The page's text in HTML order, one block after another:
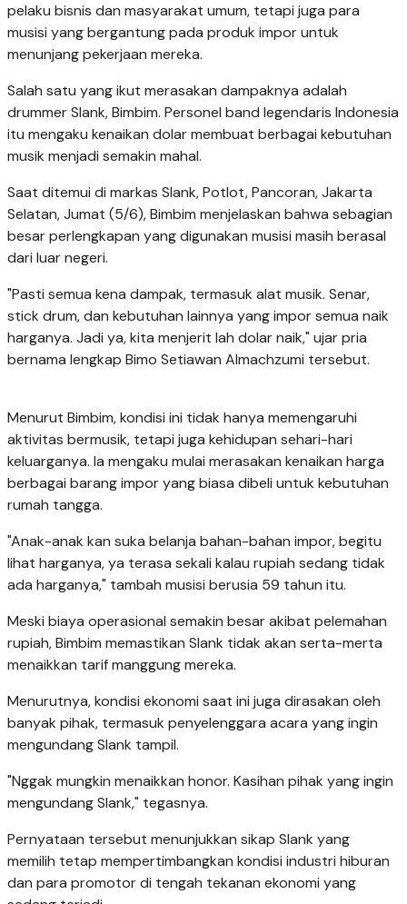
pelaku bisnis dan masyarakat umum, tetapi juga para
musisi yang bergantung pada produk impor untuk
menunjang pekerjaan mereka.
Salah satu yang ikut merasakan dampaknya adalah
drummer Slank, Bimbim. Personel band legendaris Indonesia
itu mengaku kenaikan dolar membuat berbagai kebutuhan
musik menjadi semakin mahal.
Saat ditemui di markas Slank, Potlot, Pancoran, Jakarta
Selatan, Jumat (5/6), Bimbim menjelaskan bahwa sebagian
besar perlengkapan yang digunakan musisi masih berasal
dari luar negeri.
"Pasti semua kena dampak, termasuk alat musik. Senar,
stick drum, dan kebutuhan lainnya yang impor semua naik
harganya. Jadi ya, kita menjerit lah dolar naik," ujar pria
bernama lengkap Bimo Setiawan Almachzumi tersebut.
Menurut Bimbim, kondisi ini tidak hanya memengaruhi
aktivitas bermusik, tetapi juga kehidupan sehari-hari
keluarganya. Ia mengaku mulai merasakan kenaikan harga
berbagai barang impor yang biasa dibeli untuk kebutuhan
rumah tangga.
"Anak-anak kan suka belanja bahan-bahan impor, begitu
lihat harganya, ya terasa sekali kalau rupiah sedang tidak
ada harganya," tambah musisi berusia 59 tahun itu.
Meski biaya operasional semakin besar akibat pelemahan
rupiah, Bimbim memastikan Slank tidak akan serta-merta
menaikkan tarif manggung mereka.
Menurutnya, kondisi ekonomi saat ini juga dirasakan oleh
banyak pihak, termasuk penyelenggara acara yang ingin
mengundang Slank tampil.
"Nggak mungkin menaikkan honor. Kasihan pihak yang ingin
mengundang Slank," tegasnya.
Pernyataan tersebut menunjukkan sikap Slank yang
memilih tetap mempertimbangkan kondisi industri hiburan
dan para promotor di tengah tekanan ekonomi yang